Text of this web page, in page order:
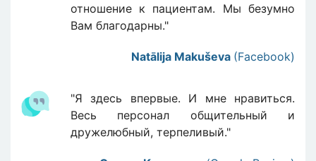
отношение к пациентам. Мы безумно
Вам благодарны."
Natālija Makuševa (Facebook)
"Я здесь впервые. И мне нравиться.
Весь персонал общительный и
дружелюбный, терпеливый."